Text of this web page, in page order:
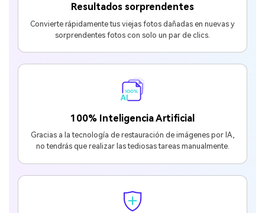
Resultados sorprendentes
Convierte rápidamente tus viejas fotos dañadas en nuevas y
sorprendentes fotos con solo un par de clics.
100% Inteligencia Artificial
Gracias a la tecnología de restauración de imágenes por IA,
no tendrás que realizar las tediosas tareas manualmente.